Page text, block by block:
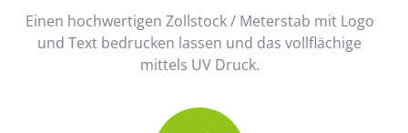
Einen hochwertigen Zollstock / Meterstab mit Logo
und Text bedrucken lassen und das vollflächige
mittels UV Druck.